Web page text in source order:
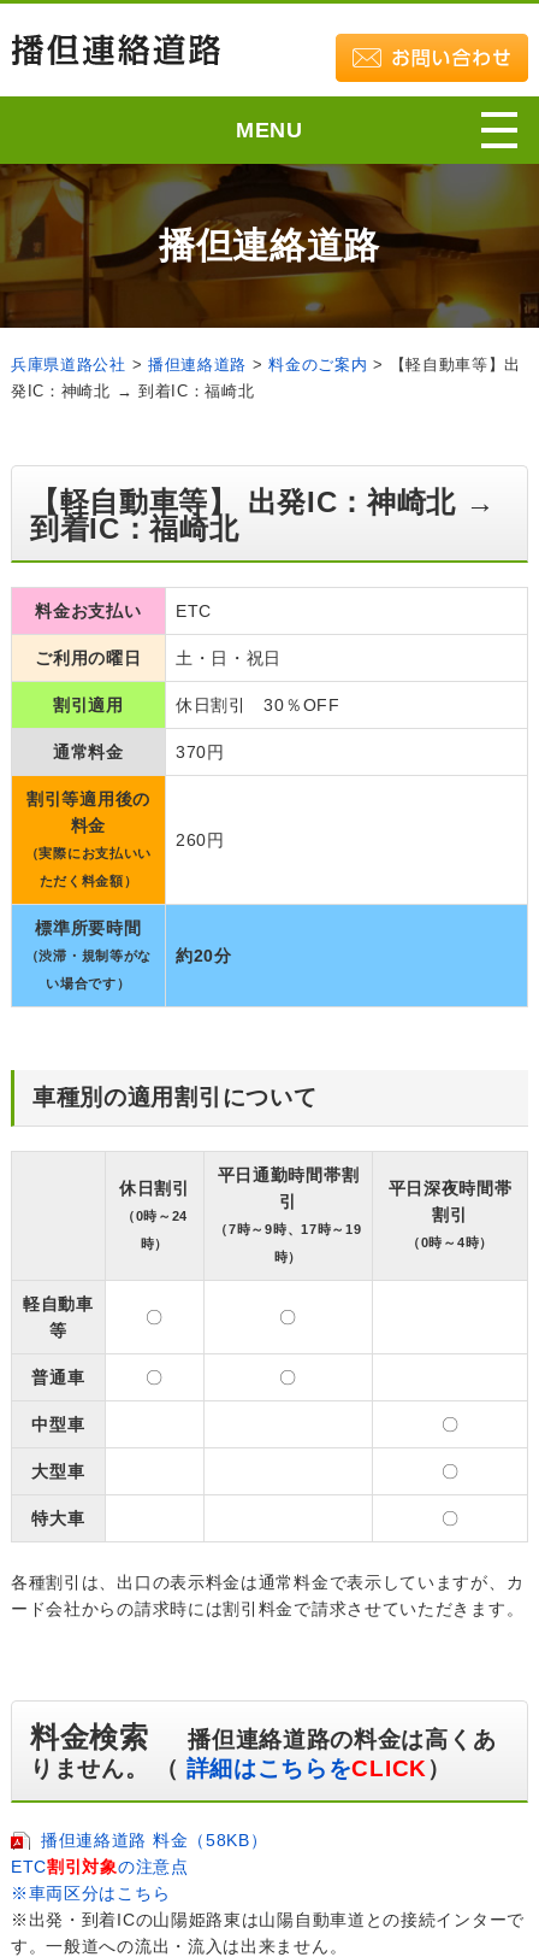
MENU
播但連絡道路
兵庫県道路公社 > 播但連絡道路 >料金のご案内 >
【軽自動車等】出
発IC：神崎北 → 到着IC：福崎北
【軽自動車等】 出発IC：神崎北 →
到着IC：福崎北
料金お支払い ETC
ご利用の曜日 土・日・祝日
割引適用 休日割引 30％OFF
通常料金 370円
割引等適用後の
料金
（実際にお支払いい
ただく料金額）
260円
標準所要時間
（渋滞・規制等がな
い場合です）
約20分
車種別の適用割引について
休日割引
（0時～24
時）
平日通勤時間帯割
引
（7時～9時、17時～19
時）
平日深夜時間帯
割引
（0時～4時）
軽自動車
等
〇 〇
普通車 〇 〇
中型車 〇
大型車 〇
特大車 〇
各種割引は、出口の表示料金は通常料金で表示していますが、カ
ード会社からの請求時には割引料金で請求させていただきます。
料金検索播但連絡道路の料金は高くあ
りません。 （ 詳細はこちらをCLICK ）
播但連絡道路 料金（58KB）
ETC割引対象の注意点
※車両区分はこちら
※出発・到着ICの山陽姫路東は山陽自動車道との接続インターで
す。一般道への流出・流入は出来ません。